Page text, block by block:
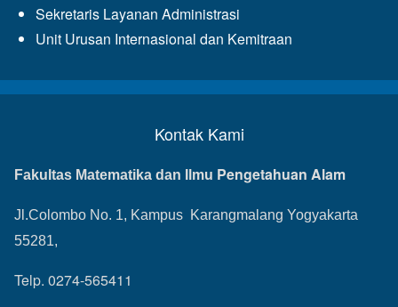
Sekretaris Layanan Administrasi
Unit Urusan Internasional dan Kemitraan
Kontak Kami
Fakultas Matematika dan Ilmu Pengetahuan Alam
Jl.Colombo No. 1, Kampus Karangmalang Yogyakarta
55281,
Telp. 0274-565411